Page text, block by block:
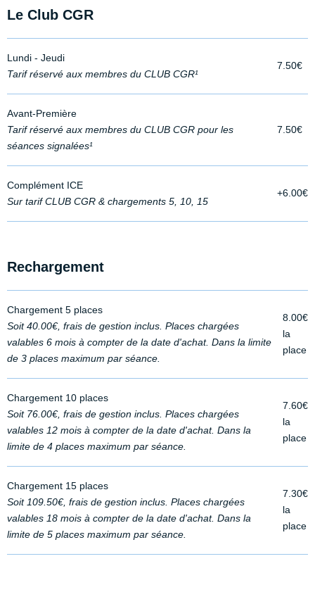
Le Club CGR
Lundi - Jeudi
Tarif réservé aux membres du CLUB CGR¹
7.50€
Avant-Première
Tarif réservé aux membres du CLUB CGR pour les
séances signalées¹
7.50€
Complément ICE
Sur tarif CLUB CGR & chargements 5, 10, 15
+6.00€
Rechargement
Chargement 5 places
Soit 40.00€, frais de gestion inclus. Places chargées
valables 6 mois à compter de la date d'achat. Dans la limite
de 3 places maximum par séance.
8.00€
la
place
Chargement 10 places
Soit 76.00€, frais de gestion inclus. Places chargées
valables 12 mois à compter de la date d'achat. Dans la
limite de 4 places maximum par séance.
7.60€
la
place
Chargement 15 places
Soit 109.50€, frais de gestion inclus. Places chargées
valables 18 mois à compter de la date d'achat. Dans la
limite de 5 places maximum par séance.
7.30€
la
place